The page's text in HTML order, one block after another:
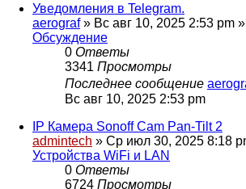
Уведомления в Telegram.
aerograf» Вс авг 10, 2025 2:53 pm
Обсуждение
0 Ответы
3341 Просмотры
Последнее сообщение
Вс авг 10, 2025 2:53 pm
IP Камера Sonoff Cam Pan-Tilt 2
admintech » Ср июл 30, 2025 8:18
Устройства WiFi и LAN
0 Ответы
6724 Просмотры